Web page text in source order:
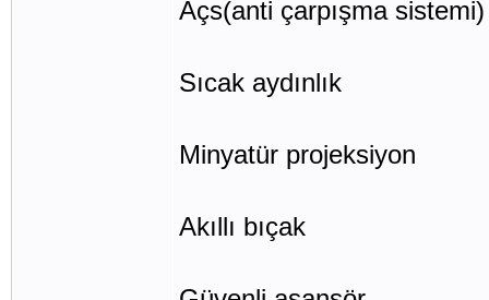
Açs(anti çarpışma sistemi)
Sıcak aydınlık
Minyatür projeksiyon
Akıllı bıçak